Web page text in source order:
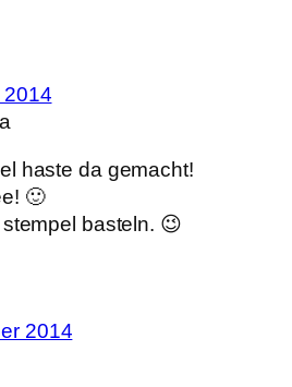
2014
haste da gemacht!
🙂
basteln. 😉
2014